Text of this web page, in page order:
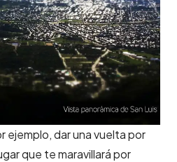
ejemplo, dar una vuelta por
que te maravillará por